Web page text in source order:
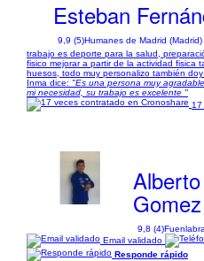
Esteban
9,9 (5)Humanes de Madrid
trabajo es deporte para la salud,
fisico mejorar a partir de la actividad fisica
huesos, todo muy personalizo también
Inma dice: "Es una persona muy
mi necesidad, su trabajo es excelente "
Gomez
9,8 (4)
Email validado
Responde rápido